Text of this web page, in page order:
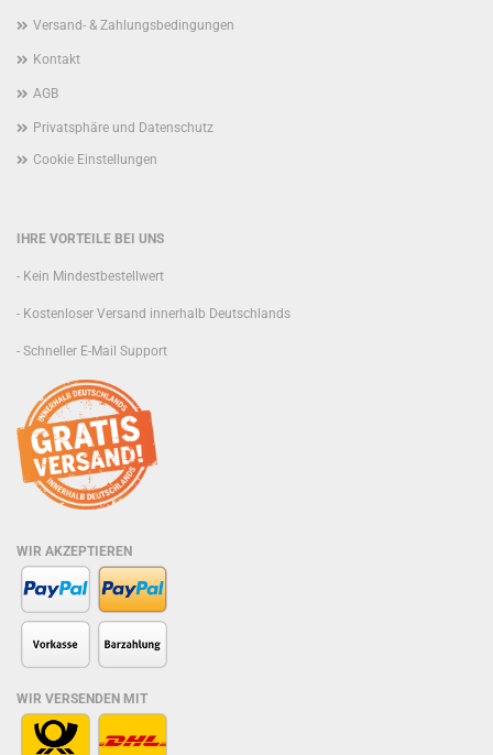
Versand- & Zahlungsbedingungen
Kontakt
AGB
Privatsphäre und Datenschutz
Cookie Einstellungen
IHRE VORTEILE BEI UNS
- Kein Mindestbestellwert
- Kostenloser Versand innerhalb Deutschlands
- Schneller E-Mail Support
WIR AKZEPTIEREN
WIR VERSENDEN MIT